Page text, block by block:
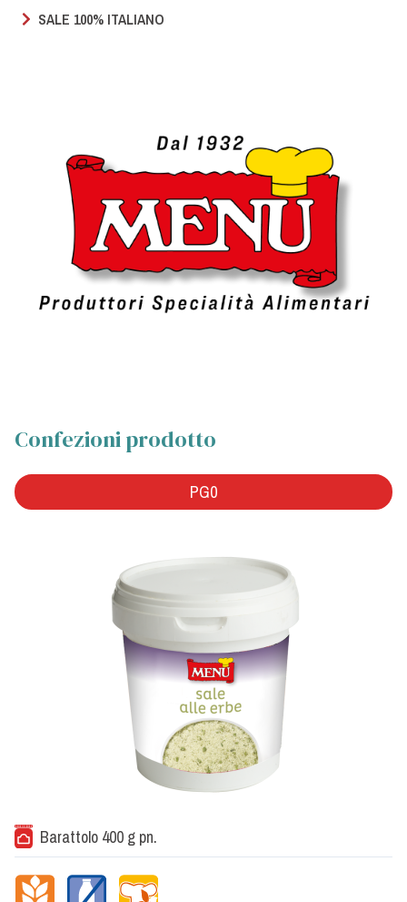
SALE 100% ITALIANO
Confezioni prodotto
PG0
Barattolo 400 g pn.